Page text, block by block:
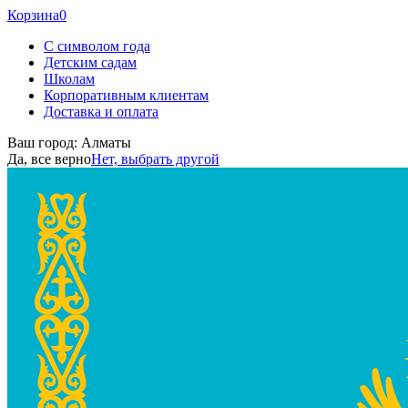
Корзина0
С символом года
Детским садам
Школам
Корпоративным клиентам
Доставка и оплата
Ваш город: Алматы
Да, все верноНет, выбрать другой